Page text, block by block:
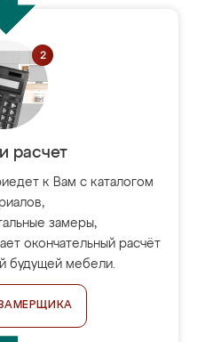
расчет
к Вам с каталогом
замеры,
окончательный расчёт
будущей мебели.